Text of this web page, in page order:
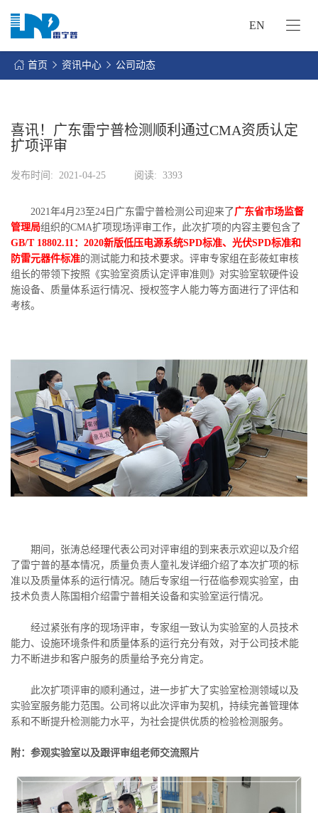
EN
首页 资讯中心 公司动态
喜讯！广东雷宁普检测顺利通过CMA资质认定
扩项评审
发布时间: 2021-04-25 阅读: 3393
2021年4月23至24日广东雷宁普检测公司迎来了 广东省市场监督
管理局组织的CMA扩项现场评审工作，此次扩项的内容主要包含了
GB/T 18802.11：2020新版低压电源系统SPD标准、光伏SPD标准和
防雷元器件标准的测试能力和技术要求。评审专家组在彭莜虹审核
组长的带领下按照《实验室资质认定评审准则》对实验室软硬件设
施设备、质量体系运行情况、授权签字人能力等方面进行了评估和
考核。
期间，张涛总经理代表公司对评审组的到来表示欢迎以及介绍
了雷宁普的基本情况，质量负责人童礼发详细介绍了本次扩项的标
准以及质量体系的运行情况。随后专家组一行莅临参观实验室，由
技术负责人陈国相介绍雷宁普相关设备和实验室运行情况。
经过紧张有序的现场评审，专家组一致认为实验室的人员技术
能力、设施环境条件和质量体系的运行充分有效，对于公司技术能
力不断进步和客户服务的质量给予充分肯定。
此次扩项评审的顺利通过，进一步扩大了实验室检测领域以及
实验室服务能力范围。公司将以此次评审为契机，持续完善管理体
系和不断提升检测能力水平，为社会提供优质的检验检测服务。
附：参观实验室以及跟评审组老师交流照片
网
服
务
系
我
们